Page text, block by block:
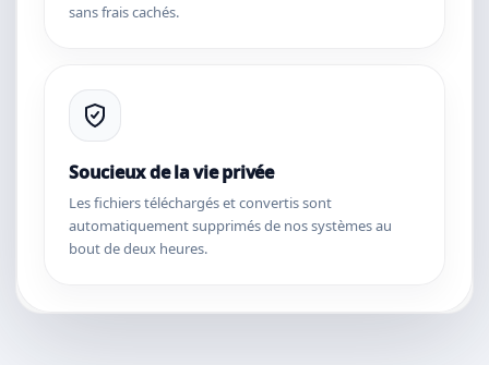
sans frais cachés.
Soucieux de la vie privée
Les fichiers téléchargés et convertis sont
automatiquement supprimés de nos systèmes au
bout de deux heures.